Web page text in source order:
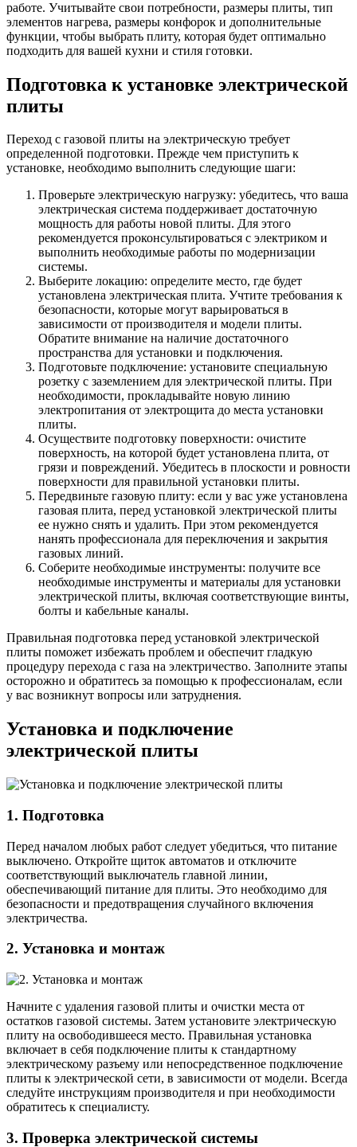
работе. Учитывайте свои потребности, размеры плиты, тип
элементов нагрева, размеры конфорок и дополнительные
функции, чтобы выбрать плиту, которая будет оптимально
подходить для вашей кухни и стиля готовки.
Подготовка к установке электрической
плиты
Переход с газовой плиты на электрическую требует
определенной подготовки. Прежде чем приступить к
установке, необходимо выполнить следующие шаги:
Проверьте электрическую нагрузку: убедитесь, что ваша
электрическая система поддерживает достаточную
мощность для работы новой плиты. Для этого
рекомендуется проконсультироваться с электриком и
выполнить необходимые работы по модернизации
системы.
Выберите локацию: определите место, где будет
установлена электрическая плита. Учтите требования к
безопасности, которые могут варьироваться в
зависимости от производителя и модели плиты.
Обратите внимание на наличие достаточного
пространства для установки и подключения.
Подготовьте подключение: установите специальную
розетку с заземлением для электрической плиты. При
необходимости, прокладывайте новую линию
электропитания от электрощита до места установки
плиты.
Осуществите подготовку поверхности: очистите
поверхность, на которой будет установлена плита, от
грязи и повреждений. Убедитесь в плоскости и ровности
поверхности для правильной установки плиты.
Передвиньте газовую плиту: если у вас уже установлена
газовая плита, перед установкой электрической плиты
ее нужно снять и удалить. При этом рекомендуется
нанять профессионала для переключения и закрытия
газовых линий.
Соберите необходимые инструменты: получите все
необходимые инструменты и материалы для установки
электрической плиты, включая соответствующие винты,
болты и кабельные каналы.
Правильная подготовка перед установкой электрической
плиты поможет избежать проблем и обеспечит гладкую
процедуру перехода с газа на электричество. Заполните этапы
осторожно и обратитесь за помощью к профессионалам, если
у вас возникнут вопросы или затруднения.
Установка и подключение
электрической плиты
1. Подготовка
Перед началом любых работ следует убедиться, что питание
выключено. Откройте щиток автоматов и отключите
соответствующий выключатель главной линии,
обеспечивающий питание для плиты. Это необходимо для
безопасности и предотвращения случайного включения
электричества.
2. Установка и монтаж
Начните с удаления газовой плиты и очистки места от
остатков газовой системы. Затем установите электрическую
плиту на освободившееся место. Правильная установка
включает в себя подключение плиты к стандартному
электрическому разъему или непосредственное подключение
плиты к электрической сети, в зависимости от модели. Всегда
следуйте инструкциям производителя и при необходимости
обратитесь к специалисту.
3. Проверка электрической системы